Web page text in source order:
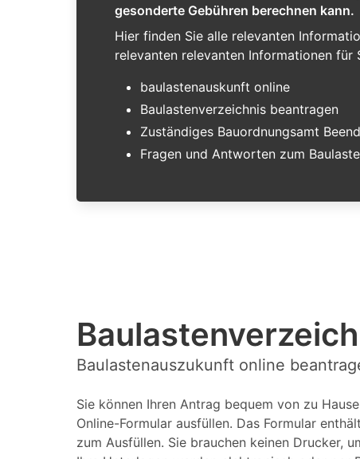
gesonderte Gebühren berechnen kann.
Hier finden Sie alle relevanten
relevanten relevanten Informationen
baulastenauskunft online
Baulastenverzeichnis beantragen
Zuständiges Bauordnungsamt
Fragen und Antworten zum
Baulastenauszukunft online
Sie können Ihren Antrag bequem von zu
Online-Formular ausfüllen. Das Formular
zum Ausfüllen. Sie brauchen keinen Drucker,